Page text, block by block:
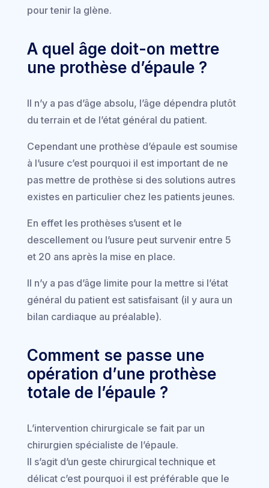
pour tenir la glène.
A quel âge doit-on mettre
une prothèse d’épaule ?
Il n’y a pas d’âge absolu, l’âge dépendra plutôt
du terrain et de l’état général du patient.
Cependant une prothèse d’épaule est soumise
à l’usure c’est pourquoi il est important de ne
pas mettre de prothèse si des solutions autres
existes en particulier chez les patients jeunes.
En effet les prothèses s’usent et le
descellement ou l’usure peut survenir entre 5
et 20 ans après la mise en place.
Il n’y a pas d’âge limite pour la mettre si l’état
général du patient est satisfaisant (il y aura un
bilan cardiaque au préalable).
Comment se passe une
opération d’une prothèse
totale de l’épaule ?
L’intervention chirurgicale se fait par un
chirurgien spécialiste de l’épaule.
Il s’agit d’un geste chirurgical technique et
délicat c’est pourquoi il est préférable que le